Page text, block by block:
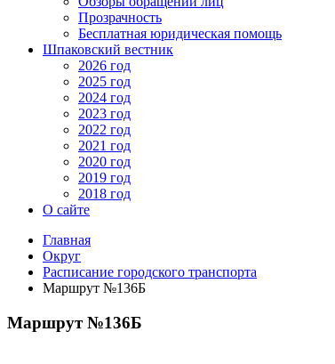
Прозрачность
Бесплатная юридическая помощь
Шпаковский вестник
2026 год
2025 год
2024 год
2023 год
2022 год
2021 год
2020 год
2019 год
2018 год
О сайте
Главная
Округ
Расписание городского транспорта
Маршрут №136Б
Маршрут №136Б